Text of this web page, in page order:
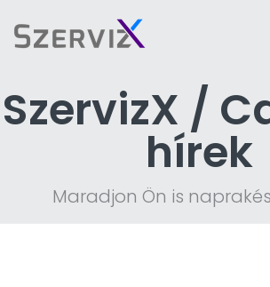
SzervizX /
hírek
Maradjon Ön is